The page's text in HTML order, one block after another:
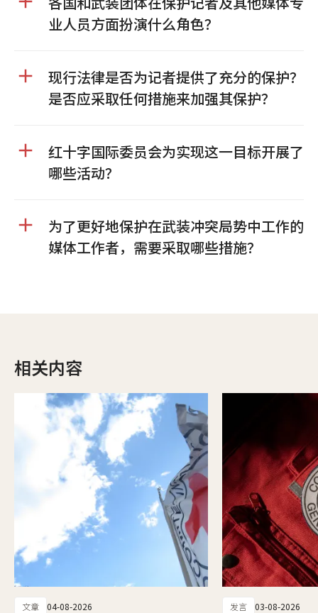
业人员方面扮演什么角色？
现行法律是否为记者提供了充分的保护？
是否应采取任何措施来加强其保护？
红十字国际委员会为实现这一目标开展了
哪些活动？
为了更好地保护在武装冲突局势中工作的
媒体工作者，需要采取哪些措施？
相关内容
文章 04-08-2026 发言 03-08-2026